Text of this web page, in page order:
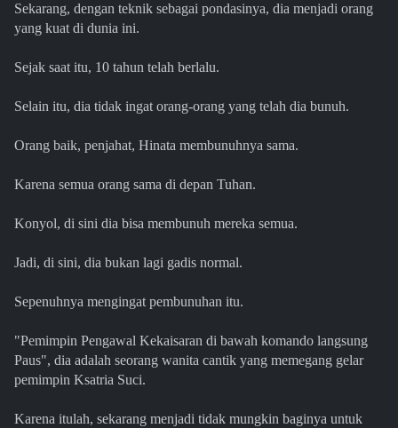
Sekarang, dengan teknik sebagai pondasinya, dia menjadi orang
yang kuat di dunia ini.
Sejak saat itu, 10 tahun telah berlalu.
Selain itu, dia tidak ingat orang-orang yang telah dia bunuh.
Orang baik, penjahat, Hinata membunuhnya sama.
Karena semua orang sama di depan Tuhan.
Konyol, di sini dia bisa membunuh mereka semua.
Jadi, di sini, dia bukan lagi gadis normal.
Sepenuhnya mengingat pembunuhan itu.
"Pemimpin Pengawal Kekaisaran di bawah komando langsung
Paus", dia adalah seorang wanita cantik yang memegang gelar
pemimpin Ksatria Suci.
Karena itulah, sekarang menjadi tidak mungkin baginya untuk